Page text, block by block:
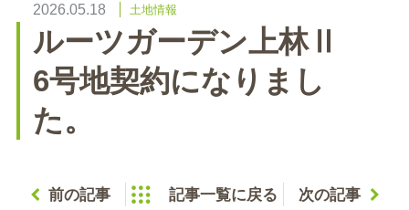
2026.05.18 土地情報
ルーツガーデン上林Ⅱ
6号地契約になりまし
た。
前の記事 記事一覧に戻る 次の記事